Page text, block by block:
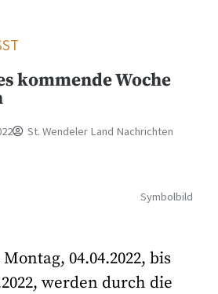
kommende Woche
St. Wendeler Land Nachrichten
Symbolbild
04.04.2022, bis
werden durch die